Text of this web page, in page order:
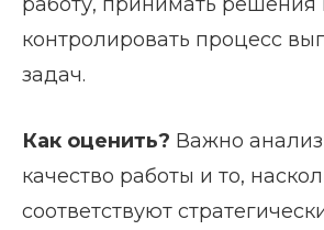
контролировать процесс
задач.
Как оценить? Важно
качество работы и то,
соответствуют